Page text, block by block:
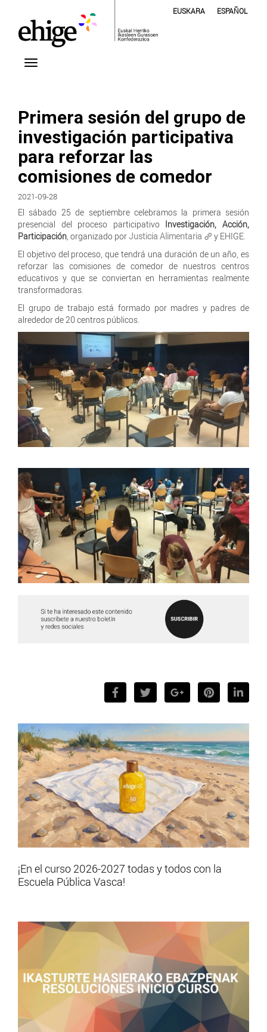
EUSKARA ESPAÑOL
Primera sesión del grupo de
investigación participativa
para reforzar las
comisiones de comedor
2021-09-28
El sábado 25 de septiembre celebramos la primera sesión
presencial del proceso participativo Investigación, Acción,
Participación, organizado porJusticia Alimentaria
y EHIGE.
El objetivo del proceso, que tendrá una duración de un año, es
reforzar las comisiones de comedor de nuestros centros
educativos y que se conviertan en herramientas realmente
transformadoras.
El grupo de trabajo está formado por madres y padres de
alrededor de 20 centros públicos.
¡En el curso 2026-2027 todas y todos con la
Escuela Pública Vasca!